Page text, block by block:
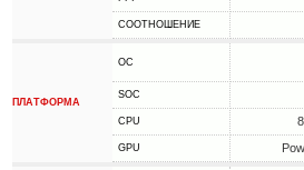
СООТНОШЕНИЕ
ПЛАТФОРМА
ОС
SOC
CPU
GPU